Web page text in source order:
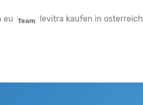
eu Team levitra kaufen in osterreich